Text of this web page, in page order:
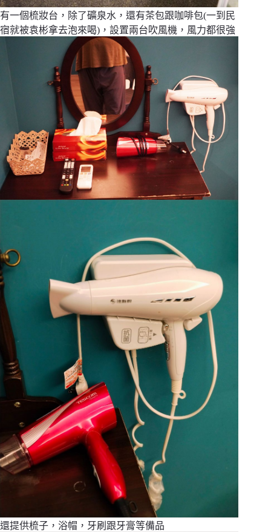
有一個梳妝台，除了礦泉水，還有茶包跟咖啡包(一到民
宿就被袁彬拿去泡來喝)，設置兩台吹風機，風力都很強
還提供梳子，浴帽，牙刷跟牙膏等備品